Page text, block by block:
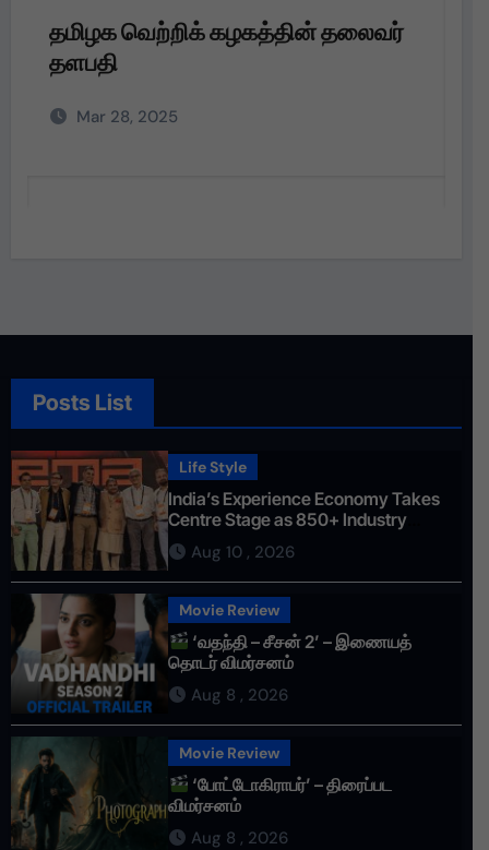
தலைவர்
தமிழக வெற்றிக் கழகத்தின்
Posts List
Life Style
India’s Experience Economy Takes
Centre Stage as 850+ Industry
Leaders Gather at EEMAGINE 2026 in
Chennai
Aug 10 , 2026
Movie Review
‘வதந்தி – சீசன் 2’ – இணையத்
தொடர் விமர்சனம்
Aug 8 , 2026
Movie Review
‘போட்டோகிராபர்’ – திரைப்பட
விமர்சனம்
Aug 8 , 2026